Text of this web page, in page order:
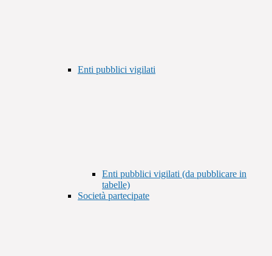
Enti pubblici vigilati
Enti pubblici vigilati (da pubblicare in
tabelle)
Società partecipate